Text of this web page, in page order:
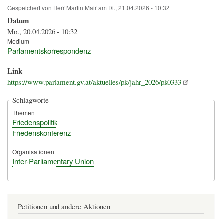
Gespeichert von Herr Martin Mairam Di., 21.04.2026 - 10:32
Datum
Mo., 20.04.2026 - 10:32
Medium
Parlamentskorrespondenz
Link
https://www.parlament.gv.at/aktuelles/pk/jahr_2026/pk0333
Schlagworte
Themen
Friedenspolitik
Friedenskonferenz
Organisationen
Inter-Parliamentary Union
Petitionen und andere Aktionen